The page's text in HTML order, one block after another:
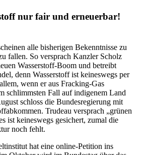
nur fair und erneuerbar!
alle bisherigen Bekenntnisse zu
fallen. So versprach Kanzler Scholz
Wasserstoff-Boom und betreibt
denn Wasserstoff ist keineswegs per
wenn er aus Fracking-Gas
schlimmsten Fall auf indigenem Land
schloss die Bundesregierung mit
Trudeau versprach „grünen
ist keineswegs gesichert, zumal die
noch fehlt.
hat eine online-Petition ins